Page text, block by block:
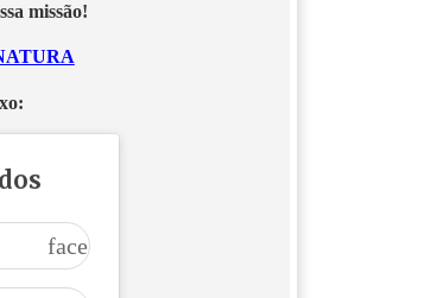
missão!
face